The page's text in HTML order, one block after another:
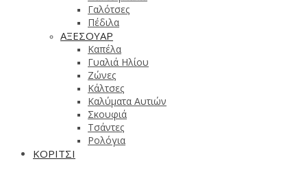
Γαλότσες
Πέδιλα
ΑΞΕΣΟΥΑΡ
Καπέλα
Γυαλιά Ηλίου
Ζώνες
Κάλτσες
Καλύματα Αυτιών
Σκουφιά
Τσάντες
Ρολόγια
ΚΟΡΙΤΣΙ